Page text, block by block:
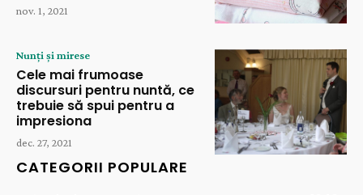
nov. 1, 2021
Nunți și mirese
Cele mai frumoase
discursuri pentru nuntă, ce
trebuie să spui pentru a
impresiona
dec. 27, 2021
CATEGORII POPULARE